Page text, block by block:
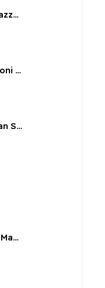
Stemma Sillani su Palazzetto Sillani
Stemma Mauri e Zucconi nella Cappella della SS Icona
Carlo Montecatini a San Salvatore
Stemma di Sisto V su Madonna di Loreto